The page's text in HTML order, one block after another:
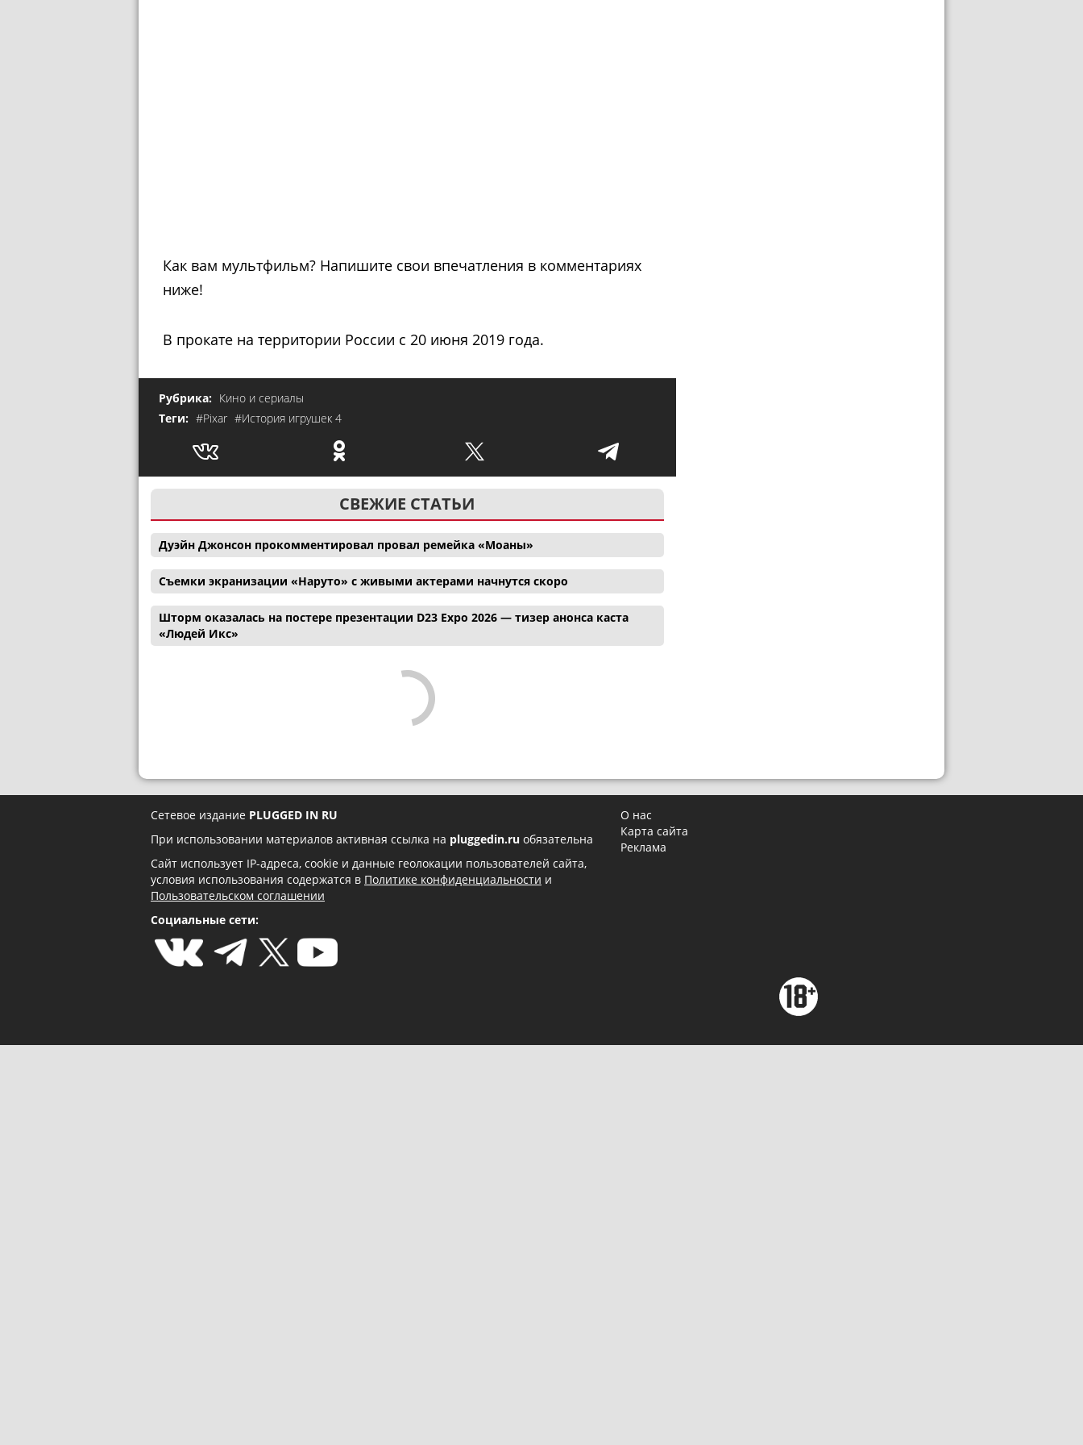
Как вам мультфильм? Напишите свои впечатления в комментариях
ниже!
В прокате на территории России с 20 июня 2019 года.
Рубрика: Кино и сериалы
Теги: #Pixar #История игрушек 4
СВЕЖИЕ СТАТЬИ
Дуэйн Джонсон прокомментировал провал ремейка «Моаны»
Съемки экранизации «Наруто» с живыми актерами начнутся скоро
Шторм оказалась на постере презентации D23 Expo 2026 — тизер анонса каста
«Людей Икс»
Сетевое издание PLUGGED IN RU
При использовании материалов активная ссылка на pluggedin.ru обязательна
Сайт использует IP-адреса, cookie и данные геолокации пользователей сайта,
условия использования содержатся в Политике конфиденциальности и
Пользовательском соглашении
Социальные сети:
О нас
Карта сайта
Реклама